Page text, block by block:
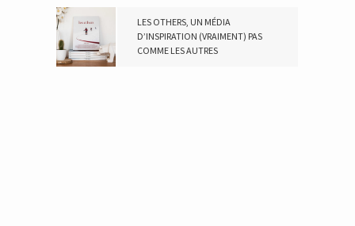
LES OTHERS, UN MÉDIA
D’INSPIRATION (VRAIMENT) PAS
COMME LES AUTRES